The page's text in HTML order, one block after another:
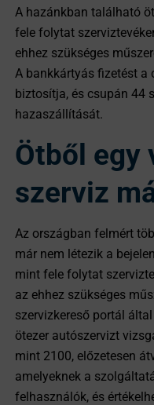
A hazánkban található
fele folytat
ehhez szükséges
A bankkártyás fizetést a
biztosítja, és csupán 44
hazaszállítását.
Ötből egy
szerviz
Az országban felmért
már nem létezik a
mint fele folytat
az ehhez szükséges
szervizkereső portál
ötezer autószervizt
mint 2100, előzetesen
amelyeknek a
felhasználók, és